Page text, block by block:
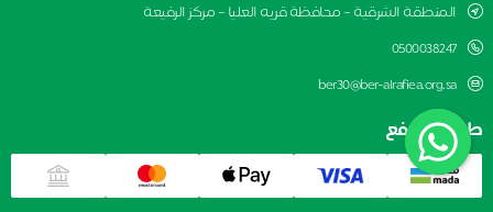
المنطقة الشرقية – محافظة قريه العليا – مركز الرفيعة
0500038247
ber30@ber-alrafiea.org.sa
طريقة الدفع